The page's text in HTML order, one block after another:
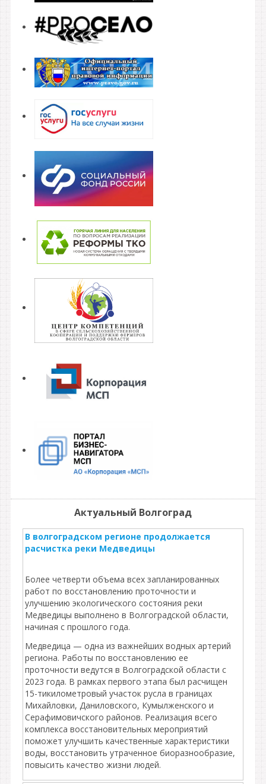
Актуальный Волгоград
В волгоградском регионе продолжается
расчистка реки Медведицы
Более четверти объема всех запланированных
работ по восстановлению проточности и
улучшению экологического состояния реки
Медведицы выполнено в Волгоградской области,
начиная с прошлого года.
Медведица — одна из важнейших водных артерий
региона. Работы по восстановлению ее
проточности ведутся в Волгоградской области с
2023 года. В рамках первого этапа был расчищен
15-тикилометровый участок русла в границах
Михайловки, Даниловского, Кумылженского и
Серафимовичского районов. Реализация всего
комплекса восстановительных мероприятий
поможет улучшить качественные характеристики
воды, восстановить утраченное биоразнообразие,
повысить качество жизни людей.